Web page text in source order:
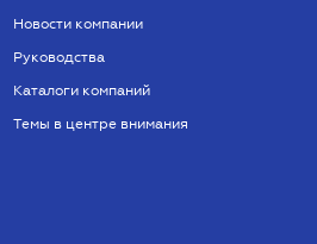
Новости компании
Руководства
Каталоги компаний
Темы в центре внимания